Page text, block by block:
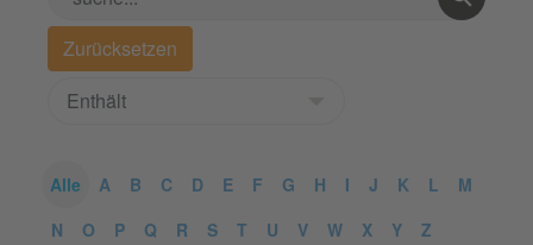
Alle A B C D E F G H I J K L
M
N
O P Q R S T U V W X Y Z